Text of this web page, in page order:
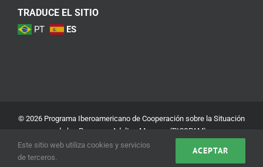
TRADUCE EL SITIO
PT ES
© 2026 Programa Iberoamericano de Cooperación sobre la Situación
de las Personas Adultas Mayores (PICSPAM)
Aviso Legal Política de Privacidad y Seguridad
Este sitio web utiliza cookies y servicios
de terceros.
ACEPTAR